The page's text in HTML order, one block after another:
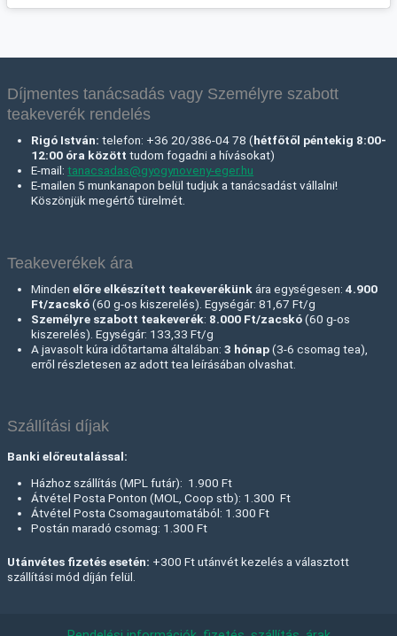
Díjmentes tanácsadás vagy Személyre szabott
teakeverék rendelés
Rigó István:telefon: +36 20/386-04 78 (hétfőtől péntekig 8:00-
12:00 óra között tudom fogadni a hívásokat)
E-mail:tanacsadas@gyogynoveny-eger.hu
E-mailen 5 munkanapon belül tudjuk a tanácsadást vállalni!
Köszönjük megértő türelmét.
Teakeverékek ára
Mindenelőre elkészített teakeverékünk ára egységesen:4.900
Ft/zacskó(60 g-os kiszerelés). Egységár: 81,67 Ft/g
Személyre szabott teakeverék: 8.000 Ft/zacskó(60 g-os
kiszerelés). Egységár: 133,33 Ft/g
A javasolt kúra időtartama általában: 3 hónap(3-6 csomag tea),
erről részletesen az adott tea leírásában olvashat.
Szállítási díjak
Banki előreutalással:
Házhoz szállítás (MPL futár): 1.900 Ft
Átvétel Posta Ponton (MOL, Coop stb): 1.300 Ft
Átvétel Posta Csomagautomatából: 1.300 Ft
Postán maradó csomag: 1.300 Ft
Utánvétes fizetés esetén: +300 Ft utánvét kezelés a választott
szállítási mód díján felül.